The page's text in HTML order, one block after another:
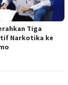
Tiga
Narkotika ke